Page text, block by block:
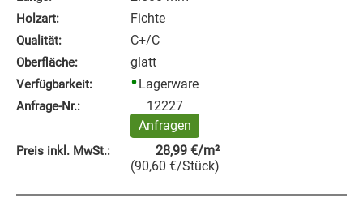
Holzart: Fichte
Qualität: C+/C
Oberfläche: glatt
Verfügbarkeit: Lagerware
Anfrage‑Nr.:
12227
Anfragen
Preis inkl. MwSt.: 28,99 €/m²
(90,60 €/Stück)